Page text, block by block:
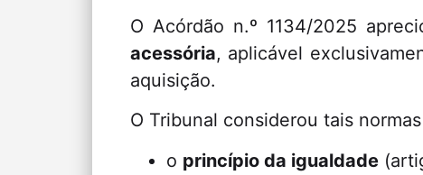
O Acórdão n.º 1134/2025
acessória, aplicável
aquisição.
O Tribunal considerou tais
o princípio da igualdade